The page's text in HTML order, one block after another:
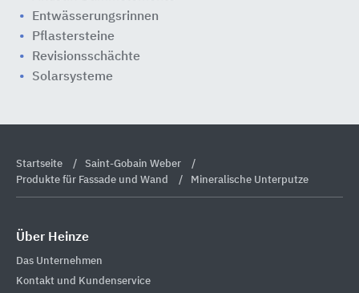
Entwässerungsrinnen
Pflastersteine
Revisionsschächte
Solarsysteme
Startseite
Saint-Gobain Weber
Produkte für Fassade und Wand
Mineralische Unterputze
Über Heinze
Das Unternehmen
Kontakt und Kundenservice